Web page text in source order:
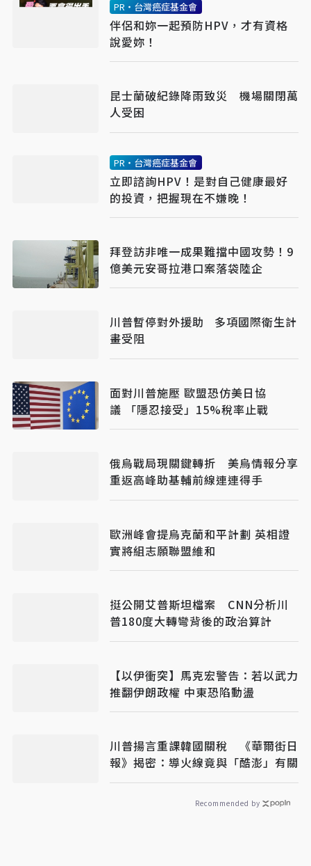
PR・台灣癌症基金會
伴侶和妳一起預防HPV，才有資格
說愛妳！
昆士蘭破紀錄降雨致災 機場關閉萬
人受困
PR・台灣癌症基金會
立即諮詢HPV！是對自己健康最好
的投資，把握現在不嫌晚！
拜登訪非唯一成果難擋中國攻勢！9
億美元安哥拉港口案落袋陸企
川普暫停對外援助 多項國際衛生計
畫受阻
面對川普施壓 歐盟恐仿美日協
議 「隱忍接受」15%稅率止戰
俄烏戰局現關鍵轉折 美烏情報分享
重返高峰助基輔前線連連得手
歐洲峰會提烏克蘭和平計劃 英相證
實將組志願聯盟維和
挺公開艾普斯坦檔案 CNN分析川
普180度大轉彎背後的政治算計
【以伊衝突】馬克宏警告：若以武力
推翻伊朗政權 中東恐陷動盪
川普揚言重課韓國關稅 《華爾街日
報》揭密：導火線竟與「酷澎」有關
Recommended by